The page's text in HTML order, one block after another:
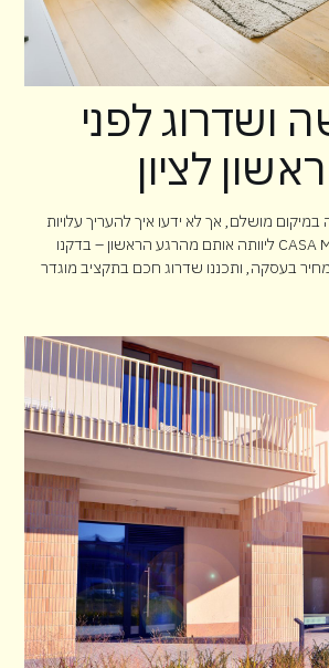
ושדרוג לפני
לציון
במיקום מושלם, אך לא ידעו איך להעריך עלויות
שיפוץ או מה לשפר. CASA MIA ליוותה אותם מהרגע הראשון – בדקנו
בעסקה, ותכננו שדרוג חכם בתקציב מוגדר